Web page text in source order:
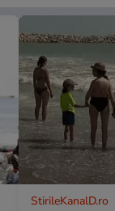
StirileKanalD.ro